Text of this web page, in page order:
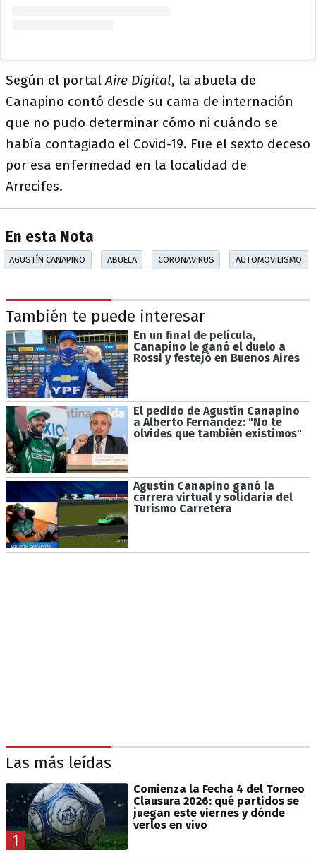
Según el portalAire Digital, la abuela de
Canapino contó desde su cama de internación
que no pudo determinar cómo ni cuándo se
había contagiado el Covid-19. Fue el sexto deceso
por esa enfermedad en la localidad de
Arrecifes.
En esta Nota
AGUSTÍN CANAPINO ABUELA CORONAVIRUS AUTOMOVILISMO
También te puede interesar
En un final de película,
Canapino le ganó el duelo a
Rossi y festejó en Buenos Aires
El pedido de Agustín Canapino
a Alberto Fernández: "No te
olvides que también existimos"
Agustín Canapino ganó la
carrera virtual y solidaria del
Turismo Carretera
Las más leídas
1
Comienza la Fecha 4 del Torneo
Clausura 2026: qué partidos se
juegan este viernes y dónde
verlos en vivo